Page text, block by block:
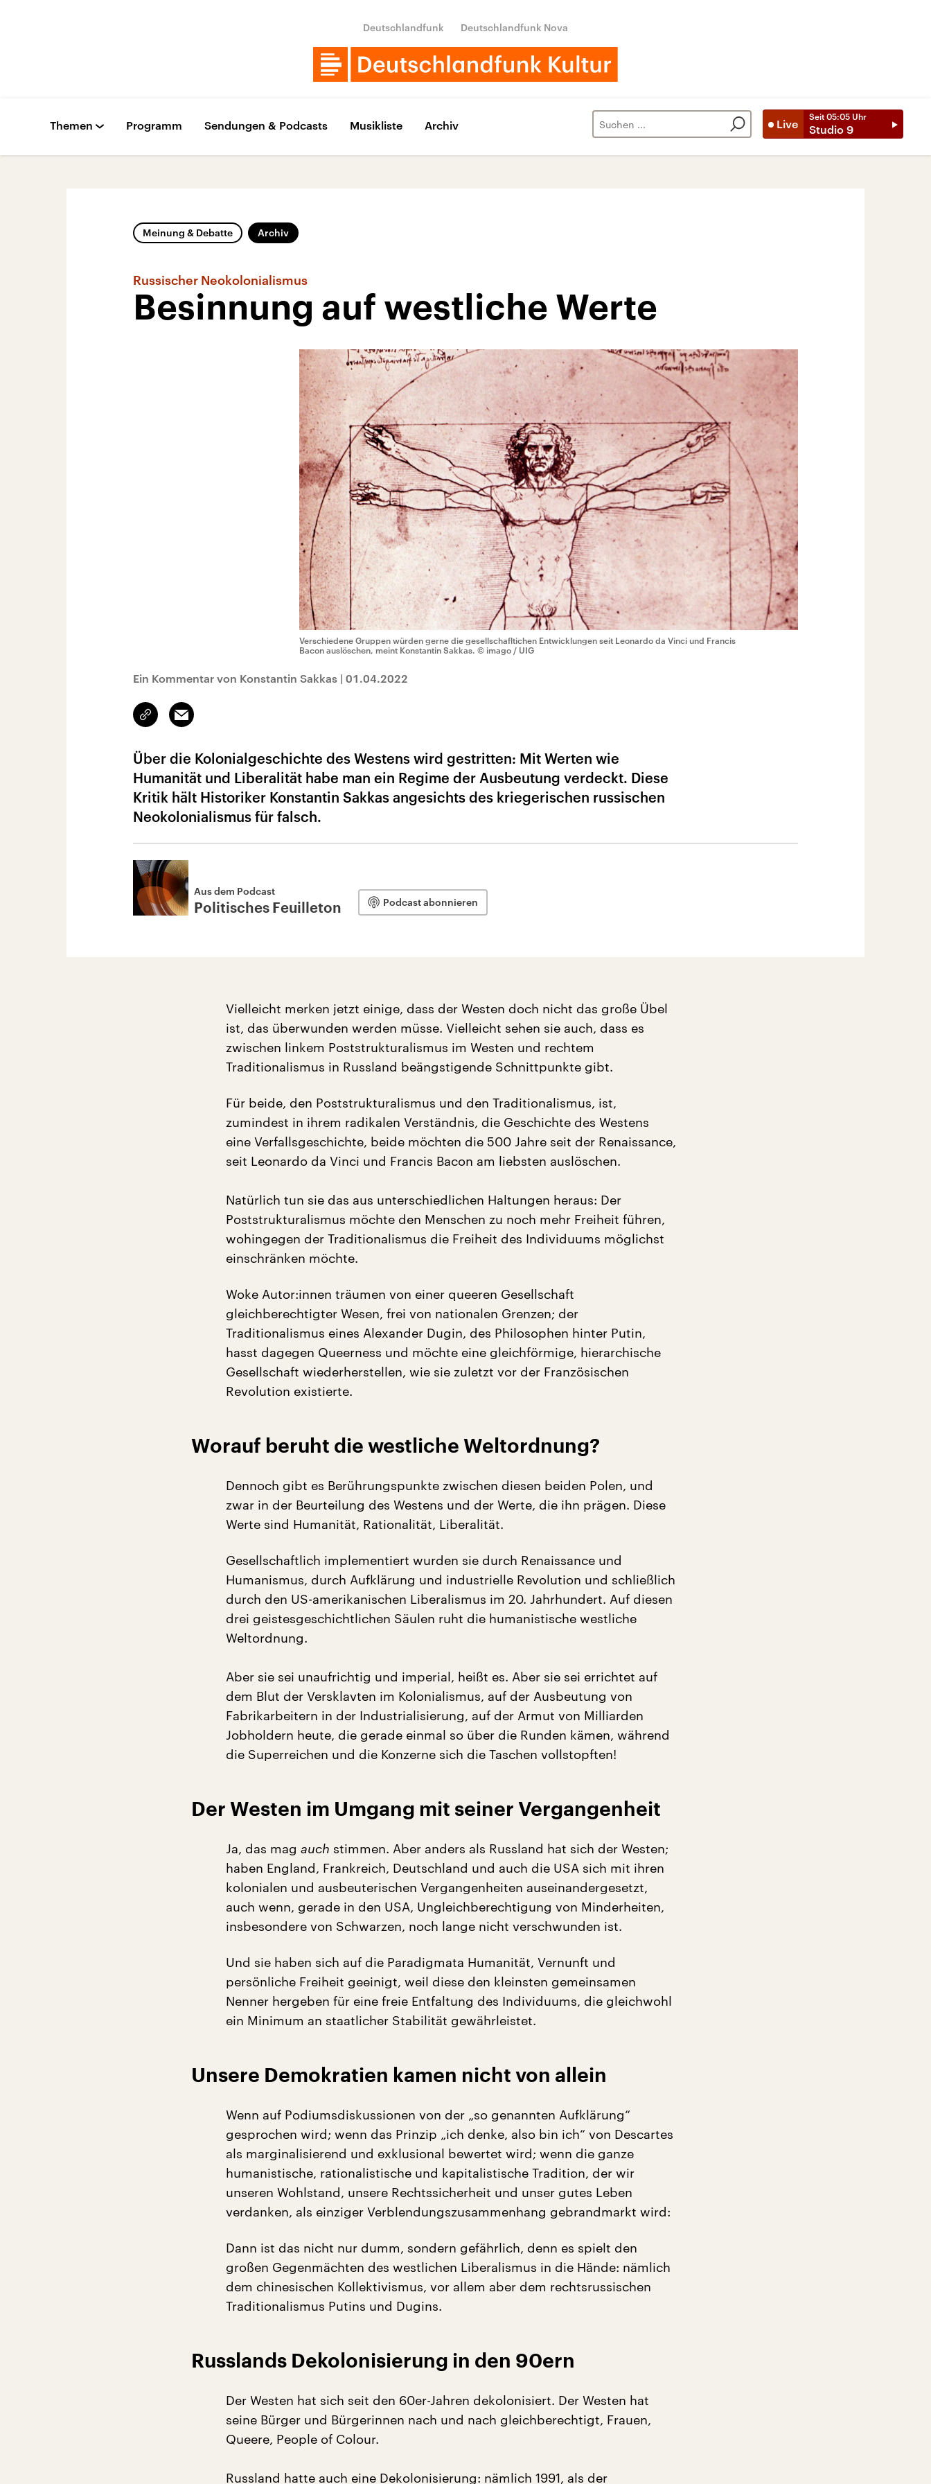
Deutschlandfunk Deutschlandfunk Nova
Live
Seit 05:05 Uhr
Studio 9
Themen Programm Sendungen & Podcasts Musikliste Archiv
Meinung & Debatte Archiv
Russischer Neokolonialismus
Besinnung auf westliche Werte
Verschiedene Gruppen würden gerne die gesellschafltichen Entwicklungen seit Leonardo da Vinci und Francis
Bacon auslöschen, meint Konstantin Sakkas. © imago / UIG
Ein Kommentar von Konstantin Sakkas | 01.04.2022
Link
kopieren/teilen
Email
Über die Kolonialgeschichte des Westens wird gestritten: Mit Werten wie
Humanität und Liberalität habe man ein Regime der Ausbeutung verdeckt. Diese
Kritik hält Historiker Konstantin Sakkas angesichts des kriegerischen russischen
Neokolonialismus für falsch.
Aus dem Podcast
Politisches Feuilleton Podcast abonnieren
Vielleicht merken jetzt einige, dass der Westen doch nicht das große Übel
ist, das überwunden werden müsse. Vielleicht sehen sie auch, dass es
zwischen linkem Poststrukturalismus im Westen und rechtem
Traditionalismus in Russland beängstigende Schnittpunkte gibt.
Für beide, den Poststrukturalismus und den Traditionalismus, ist,
zumindest in ihrem radikalen Verständnis, die Geschichte des Westens
eine Verfallsgeschichte, beide möchten die 500 Jahre seit der Renaissance,
seit Leonardo da Vinci und Francis Bacon am liebsten auslöschen.
Natürlich tun sie das aus unterschiedlichen Haltungen heraus: Der
Poststrukturalismus möchte den Menschen zu noch mehr Freiheit führen,
wohingegen der Traditionalismus die Freiheit des Individuums möglichst
einschränken möchte.
Woke Autor:innen träumen von einer queeren Gesellschaft
gleichberechtigter Wesen, frei von nationalen Grenzen; der
Traditionalismus eines Alexander Dugin, des Philosophen hinter Putin,
hasst dagegen Queerness und möchte eine gleichförmige, hierarchische
Gesellschaft wiederherstellen, wie sie zuletzt vor der Französischen
Revolution existierte.
Worauf beruht die westliche Weltordnung?
Dennoch gibt es Berührungspunkte zwischen diesen beiden Polen, und
zwar in der Beurteilung des Westens und der Werte, die ihn prägen. Diese
Werte sind Humanität, Rationalität, Liberalität.
Gesellschaftlich implementiert wurden sie durch Renaissance und
Humanismus, durch Aufklärung und industrielle Revolution und schließlich
durch den US-amerikanischen Liberalismus im 20. Jahrhundert. Auf diesen
drei geistesgeschichtlichen Säulen ruht die humanistische westliche
Weltordnung.
Aber sie sei unaufrichtig und imperial, heißt es. Aber sie sei errichtet auf
dem Blut der Versklavten im Kolonialismus, auf der Ausbeutung von
Fabrikarbeitern in der Industrialisierung, auf der Armut von Milliarden
Jobholdern heute, die gerade einmal so über die Runden kämen, während
die Superreichen und die Konzerne sich die Taschen vollstopften!
Der Westen im Umgang mit seiner Vergangenheit
Ja, das mag auch stimmen. Aber anders als Russland hat sich der Westen;
haben England, Frankreich, Deutschland und auch die USA sich mit ihren
kolonialen und ausbeuterischen Vergangenheiten auseinandergesetzt,
auch wenn, gerade in den USA, Ungleichberechtigung von Minderheiten,
insbesondere von Schwarzen, noch lange nicht verschwunden ist.
Und sie haben sich auf die Paradigmata Humanität, Vernunft und
persönliche Freiheit geeinigt, weil diese den kleinsten gemeinsamen
Nenner hergeben für eine freie Entfaltung des Individuums, die gleichwohl
ein Minimum an staatlicher Stabilität gewährleistet.
Unsere Demokratien kamen nicht von allein
Wenn auf Podiumsdiskussionen von der „so genannten Aufklärung“
gesprochen wird; wenn das Prinzip „ich denke, also bin ich“ von Descartes
als marginalisierend und exklusional bewertet wird; wenn die ganze
humanistische, rationalistische und kapitalistische Tradition, der wir
unseren Wohlstand, unsere Rechtssicherheit und unser gutes Leben
verdanken, als einziger Verblendungszusammenhang gebrandmarkt wird:
Dann ist das nicht nur dumm, sondern gefährlich, denn es spielt den
großen Gegenmächten des westlichen Liberalismus in die Hände: nämlich
dem chinesischen Kollektivismus, vor allem aber dem rechtsrussischen
Traditionalismus Putins und Dugins.
Russlands Dekolonisierung in den 90ern
Der Westen hat sich seit den 60er-Jahren dekolonisiert. Der Westen hat
seine Bürger und Bürgerinnen nach und nach gleichberechtigt, Frauen,
Queere, People of Colour.
Russland hatte auch eine Dekolonisierung: nämlich 1991, als der